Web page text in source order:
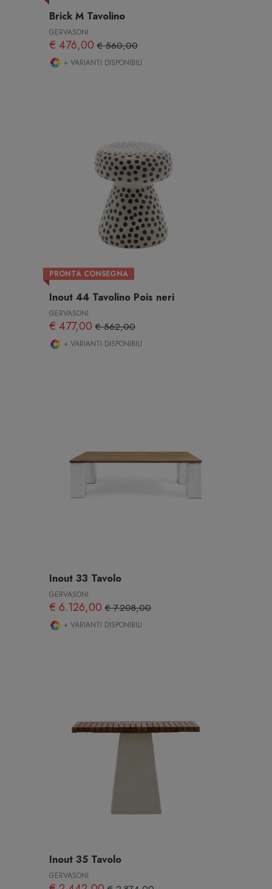
Brick M Tavolino
GERVASONI
€ 476,00€ 560,00
+ VARIANTI DISPONIBILI
PRONTA CONSEGNA
Inout 44 Tavolino Pois neri
GERVASONI
€ 477,00€ 562,00
+ VARIANTI DISPONIBILI
Inout 33 Tavolo
GERVASONI
€ 6.126,00€ 7.208,00
+ VARIANTI DISPONIBILI
Inout 35 Tavolo
GERVASONI